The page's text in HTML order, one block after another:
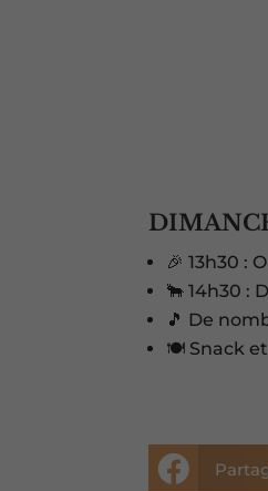
🎉 13h30 :
🐂 14h30 :
🎵 De
🍽️ Snack
